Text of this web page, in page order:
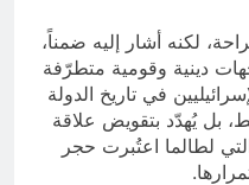
لكنه أشار إليه ضمناً،
دينية وقومية متطرّفة
في تاريخ الدولة
بل يُهدّد بتقويض علاقة
لطالما اعتُبرت حجر